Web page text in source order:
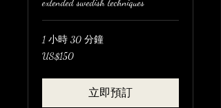
1 小時 30 分鐘
150
美
US$150
立即預訂